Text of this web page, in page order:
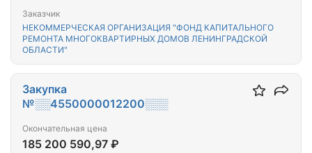
многоквартирного(-ых) дома(-ов),
расположенного(-ых) на территории
Кингисеппского муниципального района
Ленинградской области
Заказчик
НЕКОММЕРЧЕСКАЯ ОРГАНИЗАЦИЯ "ФОНД КАПИТАЛЬНОГО
РЕМОНТА МНОГОКВАРТИРНЫХ ДОМОВ ЛЕНИНГРАДСКОЙ
ОБЛАСТИ"
Закупка
№░░4550000012200░░░
Окончательная цена
185 200 590,97 ₽